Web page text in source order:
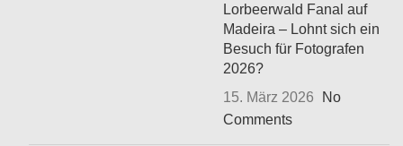
Lorbeerwald Fanal auf
Madeira – Lohnt sich ein
Besuch für Fotografen
2026?
15. März 2026
No
Comments